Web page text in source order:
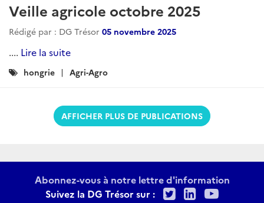
Veille agricole octobre 2025
Rédigé par : DG Trésor 05 novembre 2025
.... Lire la suite
Catégories
hongrie Agri-Agro
AFFICHER PLUS DE PUBLICATIONS
Abonnez-vous à notre lettre d'information
Suivez la DG Trésor sur :
TwitterLinkedIn